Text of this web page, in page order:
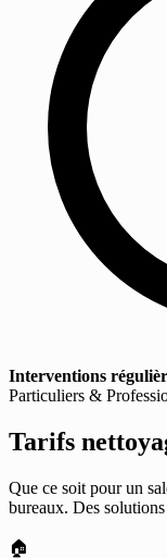
Interventions
Particuliers &
Tarifs
Que ce soit pour un
bureaux. Des
🏠